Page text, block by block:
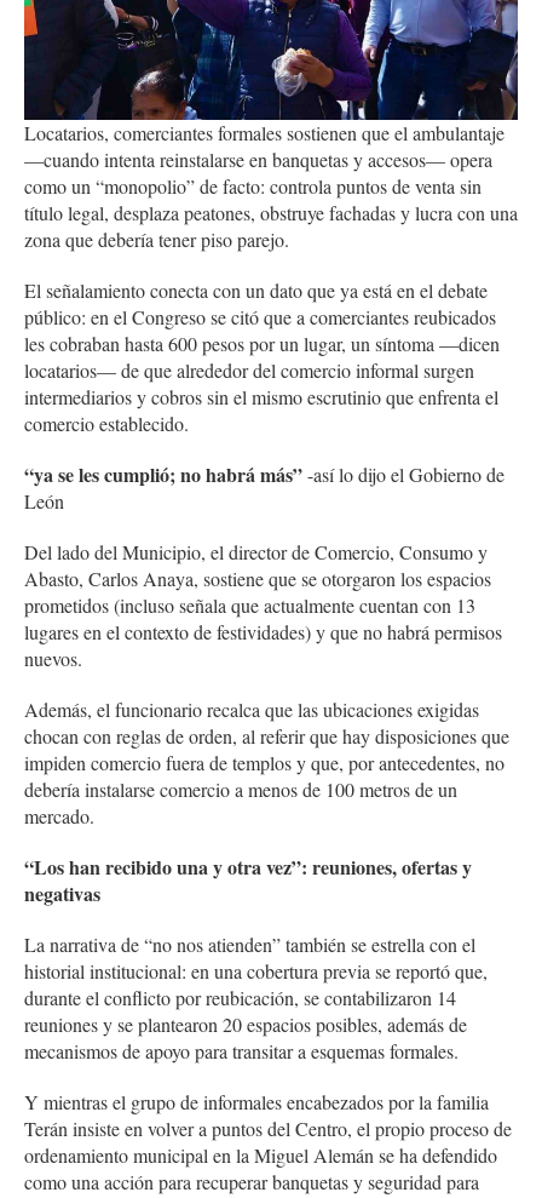
Locatarios, comerciantes formales sostienen que el ambulantaje
—cuando intenta reinstalarse en banquetas y accesos— opera
como un “monopolio” de facto: controla puntos de venta sin
título legal, desplaza peatones, obstruye fachadas y lucra con una
zona que debería tener piso parejo.
El señalamiento conecta con un dato que ya está en el debate
público: en el Congreso se citó que a comerciantes reubicados
les cobraban hasta 600 pesos por un lugar, un síntoma —dicen
locatarios— de que alrededor del comercio informal surgen
intermediarios y cobros sin el mismo escrutinio que enfrenta el
comercio establecido.
“ya se les cumplió; no habrá más”-así lo dijo el Gobierno de
León
Del lado del Municipio, el director de Comercio, Consumo y
Abasto, Carlos Anaya, sostiene que se otorgaron los espacios
prometidos (incluso señala que actualmente cuentan con 13
lugares en el contexto de festividades) y que no habrá permisos
nuevos.
Además, el funcionario recalca que las ubicaciones exigidas
chocan con reglas de orden, al referir que hay disposiciones que
impiden comercio fuera de templos y que, por antecedentes, no
debería instalarse comercio a menos de 100 metros de un
mercado.
“Los han recibido una y otra vez”: reuniones, ofertas y
negativas
La narrativa de “no nos atienden” también se estrella con el
historial institucional: en una cobertura previa se reportó que,
durante el conflicto por reubicación, se contabilizaron 14
reuniones y se plantearon 20 espacios posibles, además de
mecanismos de apoyo para transitar a esquemas formales.
Y mientras el grupo de informales encabezados por la familia
Terán insiste en volver a puntos del Centro, el propio proceso de
ordenamiento municipal en la Miguel Alemán se ha defendido
como una acción para recuperar banquetas y seguridad para